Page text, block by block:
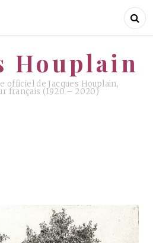
Houplain
officiel de Jacques Houplain,
français (1920 – 2020)
Houplain